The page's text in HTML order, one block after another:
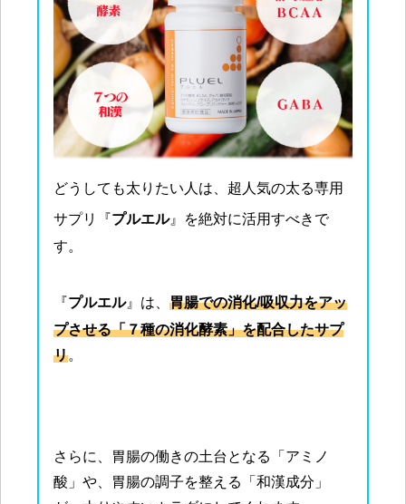
どうしても太りたい人は、超人気の太る専用
サプリ『プルエル』を絶対に活用すべきで
す。
『プルエル』は、 胃腸での消化/吸収力をアッ
プさせる「７種の消化酵素」を配合したサプ
リ。
さらに、胃腸の働きの土台となる「アミノ
酸」や、胃腸の調子を整える「和漢成分」